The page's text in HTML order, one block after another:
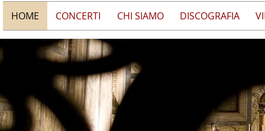
HOME CONCERTI CHI SIAMO DISCOGRAFIA